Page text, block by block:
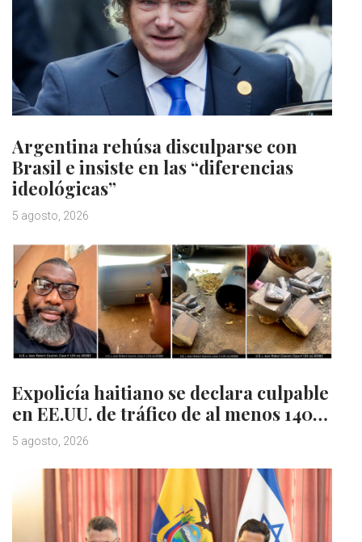
Argentina rehúsa disculparse con
Brasil e insiste en las “diferencias
ideológicas”
5 agosto, 2026
Expolicía haitiano se declara culpable
en EE.UU. de tráfico de al menos 140…
5 agosto, 2026